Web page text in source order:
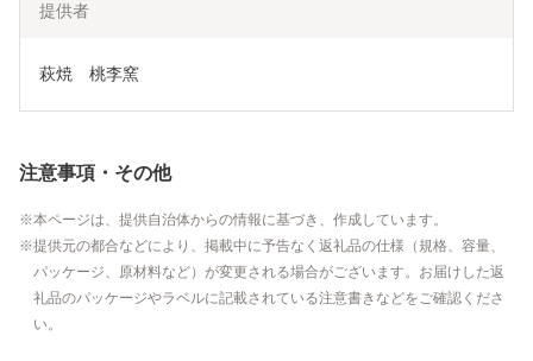
提供者
萩焼　桃李窯
注意事項・その他
本ページは、提供自治体からの情報に基づき、作成しています。
提供元の都合などにより、掲載中に予告なく返礼品の仕様（規格、容量、
パッケージ、原材料など）が変更される場合がございます。お届けした返
礼品のパッケージやラベルに記載されている注意書きなどをご確認くださ
い。